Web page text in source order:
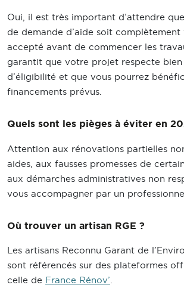
Oui, il est très important d’attendre
de demande d’aide soit
accepté avant de commencer les
garantit que votre projet respecte
d’éligibilité et que vous pourrez
financements prévus.
Quels sont les pièges à éviter en
Attention aux rénovations partielles
aides, aux fausses promesses de
aux démarches administratives non
vous accompagner par un
Où trouver un artisan RGE ?
Les artisans Reconnu Garant de
sont référencés sur des plateformes
celle de France Rénov’